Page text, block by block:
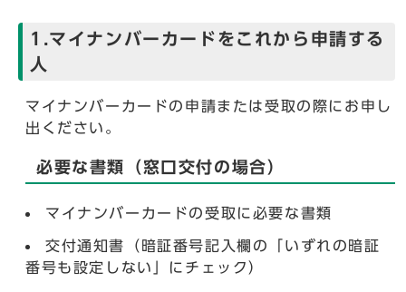
1.マイナンバーカードをこれから申請する
人
マイナンバーカードの申請または受取の際にお申し
出ください。
必要な書類（窓口交付の場合）
マイナンバーカードの受取に必要な書類
交付通知書（暗証番号記入欄の「いずれの暗証
番号も設定しない」にチェック）